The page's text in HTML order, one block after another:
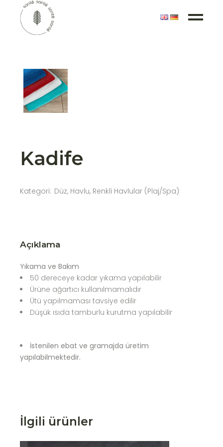
Kadife
Kategori: Düz, Havlu, Renkli Havlular (Plaj/Spa)
Açıklama
Yıkama ve Bakım
50 dereceye kadar yıkama yapılabilir
Ürüne ağartıcı kullanılmamalıdır
Ütü yapılmaması tavsiye edilir
Düşük ısıda tamburlu kurutma yapılabilir
İstenilen ebat ve gramajda üretim
yapılabilmektedir.
İlgili ürünler